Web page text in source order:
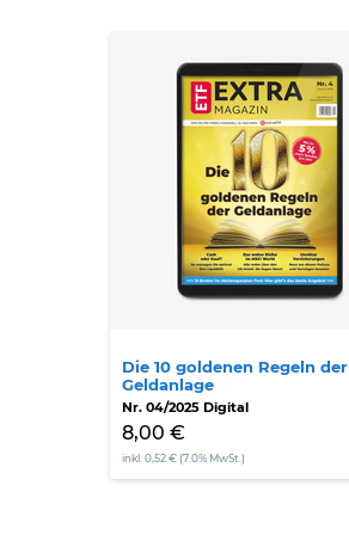
goldenen
Regeln
Geldanlage
Die 10 goldenen Regeln der
Geldanlage
Nr. 04/2025 Digital
8,00 €
inkl. 0,52 € (7.0% MwSt.)